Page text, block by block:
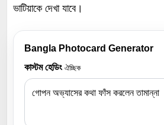
ভাটিয়াকে দেখা যাবে।
Bangla Photocard Generator
কাস্টম হেডিং ঐচ্ছিক